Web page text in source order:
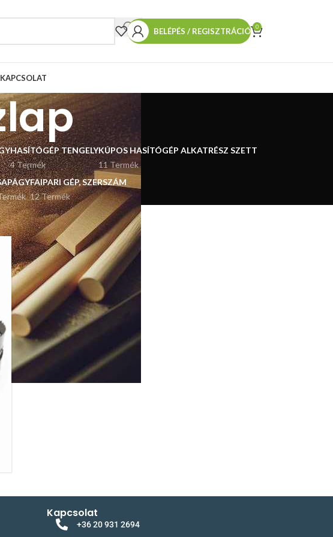
BELÉPÉS / REGISZTRÁCIÓ 0
KAPCSOLAT
HASÍTÓGÉP TENGELY
4 Termék
KÚPOS HASÍTÓGÉP ALKATRÉSZ SZETT
11 Termék
FAIPARI GÉP, SZERSZÁM
12 Termék
Kapcsolat
+36 20 931 2694